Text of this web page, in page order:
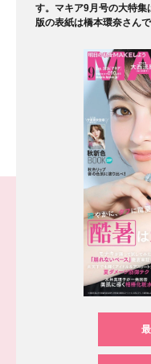
す。マキア9月号の大特集
版の表紙は橋本環奈さんで